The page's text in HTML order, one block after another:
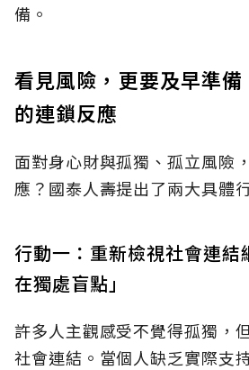
備。
看見風險，更要及早準
的連鎖反應
面對身心財與孤獨、孤立風險
應？國泰人壽提出了兩大具體
行動一：重新檢視社會連結
在獨處盲點」
許多人主觀感受不覺得孤獨，
社會連結。當個人缺乏實際支